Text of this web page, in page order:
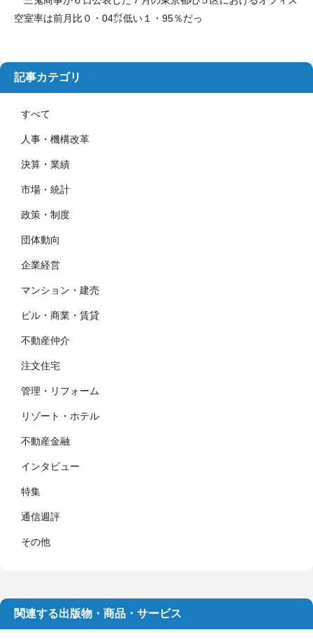
空室率は前月比０・04㌽低い１・95％だっ
記事カテゴリ
すべて
人事・機構改革
決算・業績
市場・統計
政策・制度
団体動向
企業経営
マンション・建売
ビル・商業・賃貸
不動産仲介
注文住宅
管理・リフォーム
リゾート・ホテル
不動産金融
インタビュー
特集
通信週評
その他
関連する出版物・商品・サービス